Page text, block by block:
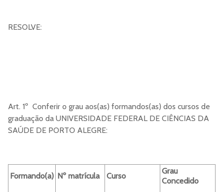
RESOLVE:
Art. 1º Conferir o grau aos(as) formandos(as) dos cursos de
graduação da UNIVERSIDADE FEDERAL DE CIÊNCIAS DA
SAÚDE DE PORTO ALEGRE:
Formando(a) Nº matrícula Curso
Grau
Concedido